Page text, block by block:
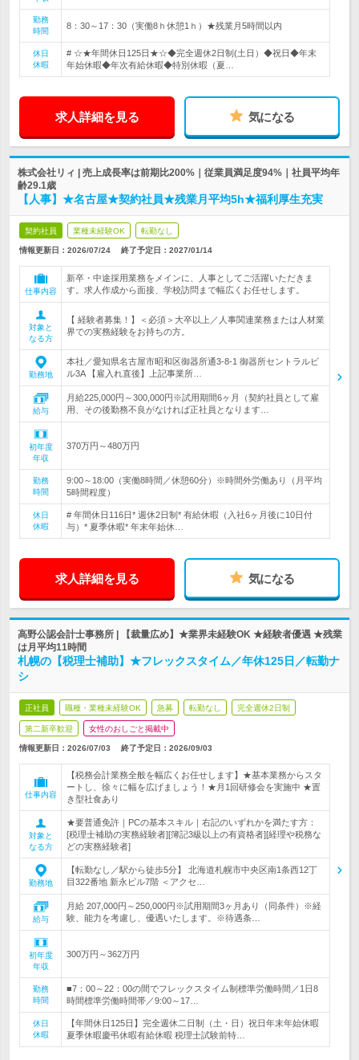
勤務
時間
8：30～17：30（実働8ｈ休憩1ｈ）★残業月5時間以内
休日
休暇
# ☆★年間休日125日★☆◆完全週休2日制(土日）◆祝日◆年末
年始休暇◆年次有給休暇◆特別休暇（夏…
求人詳細を見る 気になる
株式会社リィ | 売上成長率は前期比200%｜従業員満足度94%｜社員平均年
齢29.1歳
【人事】★名古屋★契約社員★残業月平均5h★福利厚生充実
契約社員 業種未経験OK 転勤なし
情報更新日：2026/07/24 終了予定日： 2027/01/14
仕事内容
新卒・中途採用業務をメインに、人事としてご活躍いただきま
す。求人作成から面接、学校訪問まで幅広くお任せします。
対象と
なる方
【 経験者募集！】＜必須＞大卒以上／人事関連業務または人材業
界での実務経験をお持ちの方。
勤務地
本社／愛知県名古屋市昭和区御器所通3-8-1 御器所セントラルビ
ル3A 【雇入れ直後】上記事業所…
給与
月給225,000円～300,000円※試用期間6ヶ月（契約社員として雇
用、その後勤務不良がなければ正社員となります…
初年度
年収
370万円～480万円
勤務
時間
9:00～18:00（実働8時間／休憩60分）※時間外労働あり（月平均
5時間程度）
休日
休暇
# 年間休日116日* 週休2日制* 有給休暇（入社6ヶ月後に10日付
与）* 夏季休暇* 年末年始休…
求人詳細を見る 気になる
高野公認会計士事務所 | 【裁量広め】★業界未経験OK ★経験者優遇 ★残業
は月平均11時間
札幌の【税理士補助】★フレックスタイム／年休125日／転勤ナ
シ
正社員 職種・業種未経験OK 急募 転勤なし 完全週休2日制
第二新卒歓迎 女性のおしごと掲載中
情報更新日：2026/07/03 終了予定日： 2026/09/03
仕事内容
【税務会計業務全般を幅広くお任せします】★基本業務からスタ
ートし、徐々に幅を広げましょう！★月1回研修会を実施中 ★置
き型社食あり
対象と
なる方
★要普通免許｜PCの基本スキル｜右記のいずれかを満たす方：
[税理士補助の実務経験者][簿記3級以上の有資格者][経理や税務な
どの実務経験者]
勤務地
【転勤なし／駅から徒歩5分】 北海道札幌市中央区南1条西12丁
目322番地 新永ビル7階 ＜アクセ…
給与
月給 207,000円～250,000円※試用期間3ヶ月あり（同条件）※経
験、能力を考慮し、優遇いたします。※待遇条…
初年度
年収
300万円～362万円
勤務
時間
■7：00～22：00の間でフレックスタイム制標準労働時間／1日8
時間標準労働時間帯／9:00～17…
休日
休暇
【年間休日125日】完全週休二日制（土・日）祝日年末年始休暇
夏季休暇慶弔休暇有給休暇 税理士試験前特…